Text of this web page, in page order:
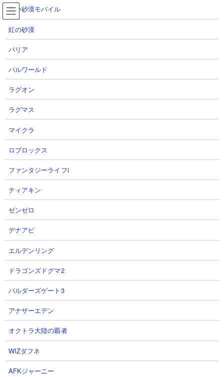
コ
ン
ナ
ビ
俺アラ YouTube動画まとめ100件
TOP 俺アラ 俺アラ YouTube動画まとめ100件
俺アラのYouTube配信者の最新動画100件
俺アラのYouTube配信者さん達の動画を、投稿が新しい順に100件まで
リスト表示しています。
【データ取得日時】2026.08.08 08:52:41
1:39 (1:27 Possible) Speedrun 光
の工房エシル WOLB Esil/光の工
ラ/Solo Leveling: Arize】
aaaaaaaaaaaaさん
1
【俺アラ】桐嶋玲奈ガチャ200連
3
黒い砂漠モバイル
紅の砂漠
パリア
パルワールド
ラグオン
ラグマス
マイクラ
ロブロックス
ファンタジーライフi
ティアキン
ゼンゼロ
デナアビ
エルデンリング
ドラゴンズドグマ2
バルダーズゲート3
アナザーエデン
オクトラ大陸の覇者
WIZダフネ
AFKジャーニー